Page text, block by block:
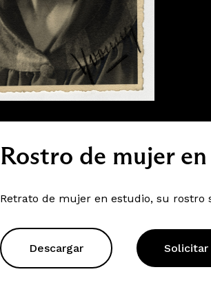
Rostro de mujer
Retrato de mujer en estudio, su rostro
Descargar Solicitar